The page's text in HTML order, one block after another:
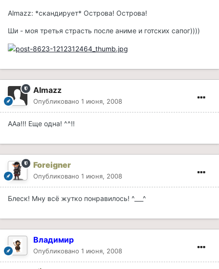
Almazz: *скандирует* Острова! Острова!
Ши - моя третья страсть после аниме и готских сапог))))
Almazz
Опубликовано 1 июня, 2008
ААа!!! Еще одна! ^^!!
Foreigner
Опубликовано 1 июня, 2008
Блеск! Мну всё жутко понравилось! ^___^
Владимир
Опубликовано 1 июня, 2008